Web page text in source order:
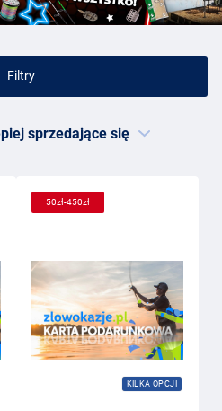
wędkarzy
dla Ciebie. Voucher
że Twój prezent będzie
Filtry
KILKA OPCJI
50zł-450zł